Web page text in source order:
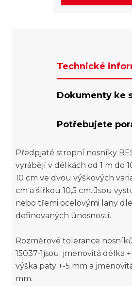
Technické
Dokumenty ke
Potřebujete
Předpjaté stropní nosníky
vyrábějí v délkách od 1 m do
10 cm ve dvou výškových
cm a šířkou 10,5 cm. Jsou
nebo třemi ocelovými lany
definovaných únosností.
Rozměrové tolerance
15037-1jsou: jmenovitá délka
výška paty +-5 mm a
mm.